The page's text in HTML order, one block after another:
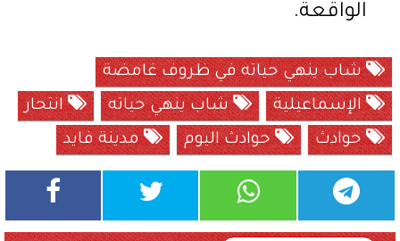
الواقعة.
شاب ينهي حياته في ظروف غامضة
الإسماعيلية
شاب ينهي حياته
انتحار
حوادث
حوادث اليوم مدينة فايد